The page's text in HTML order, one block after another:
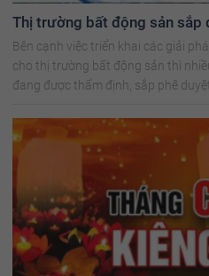
Thị trường bất động sản sắp
Bên cạnh việc triển khai các giải
cho thị trường bất động sản thì
đang được thẩm định, sắp phê